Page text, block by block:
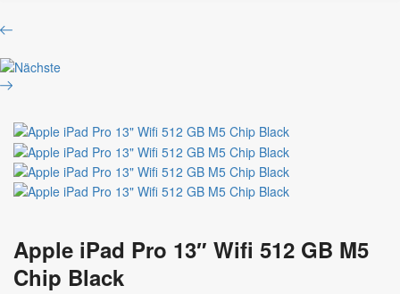
Product
Apple
Pro
11″
WiFi
&
Cellular
256GB
Apple
iPad
M5
Chip
Cellular
512GB
Apple iPad Pro 13″ Wifi 512 GB M5
Chip Black